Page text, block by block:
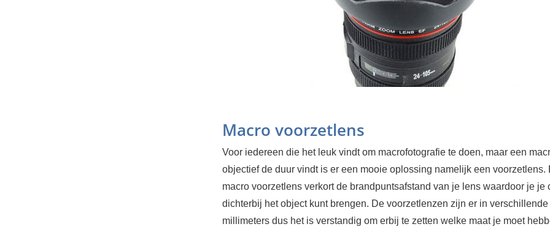
Macro voorzetlens
Voor iedereen die het leuk vindt om macrofotografie te doen, maar een
objectief de duur vindt is er een mooie oplossing namelijk een voorzetlens.
macro voorzetlens verkort de brandpuntsafstand van je lens waardoor je je
dichterbij het object kunt brengen. De voorzetlenzen zijn er in verschillende
millimeters dus het is verstandig om erbij te zetten welke maat je moet